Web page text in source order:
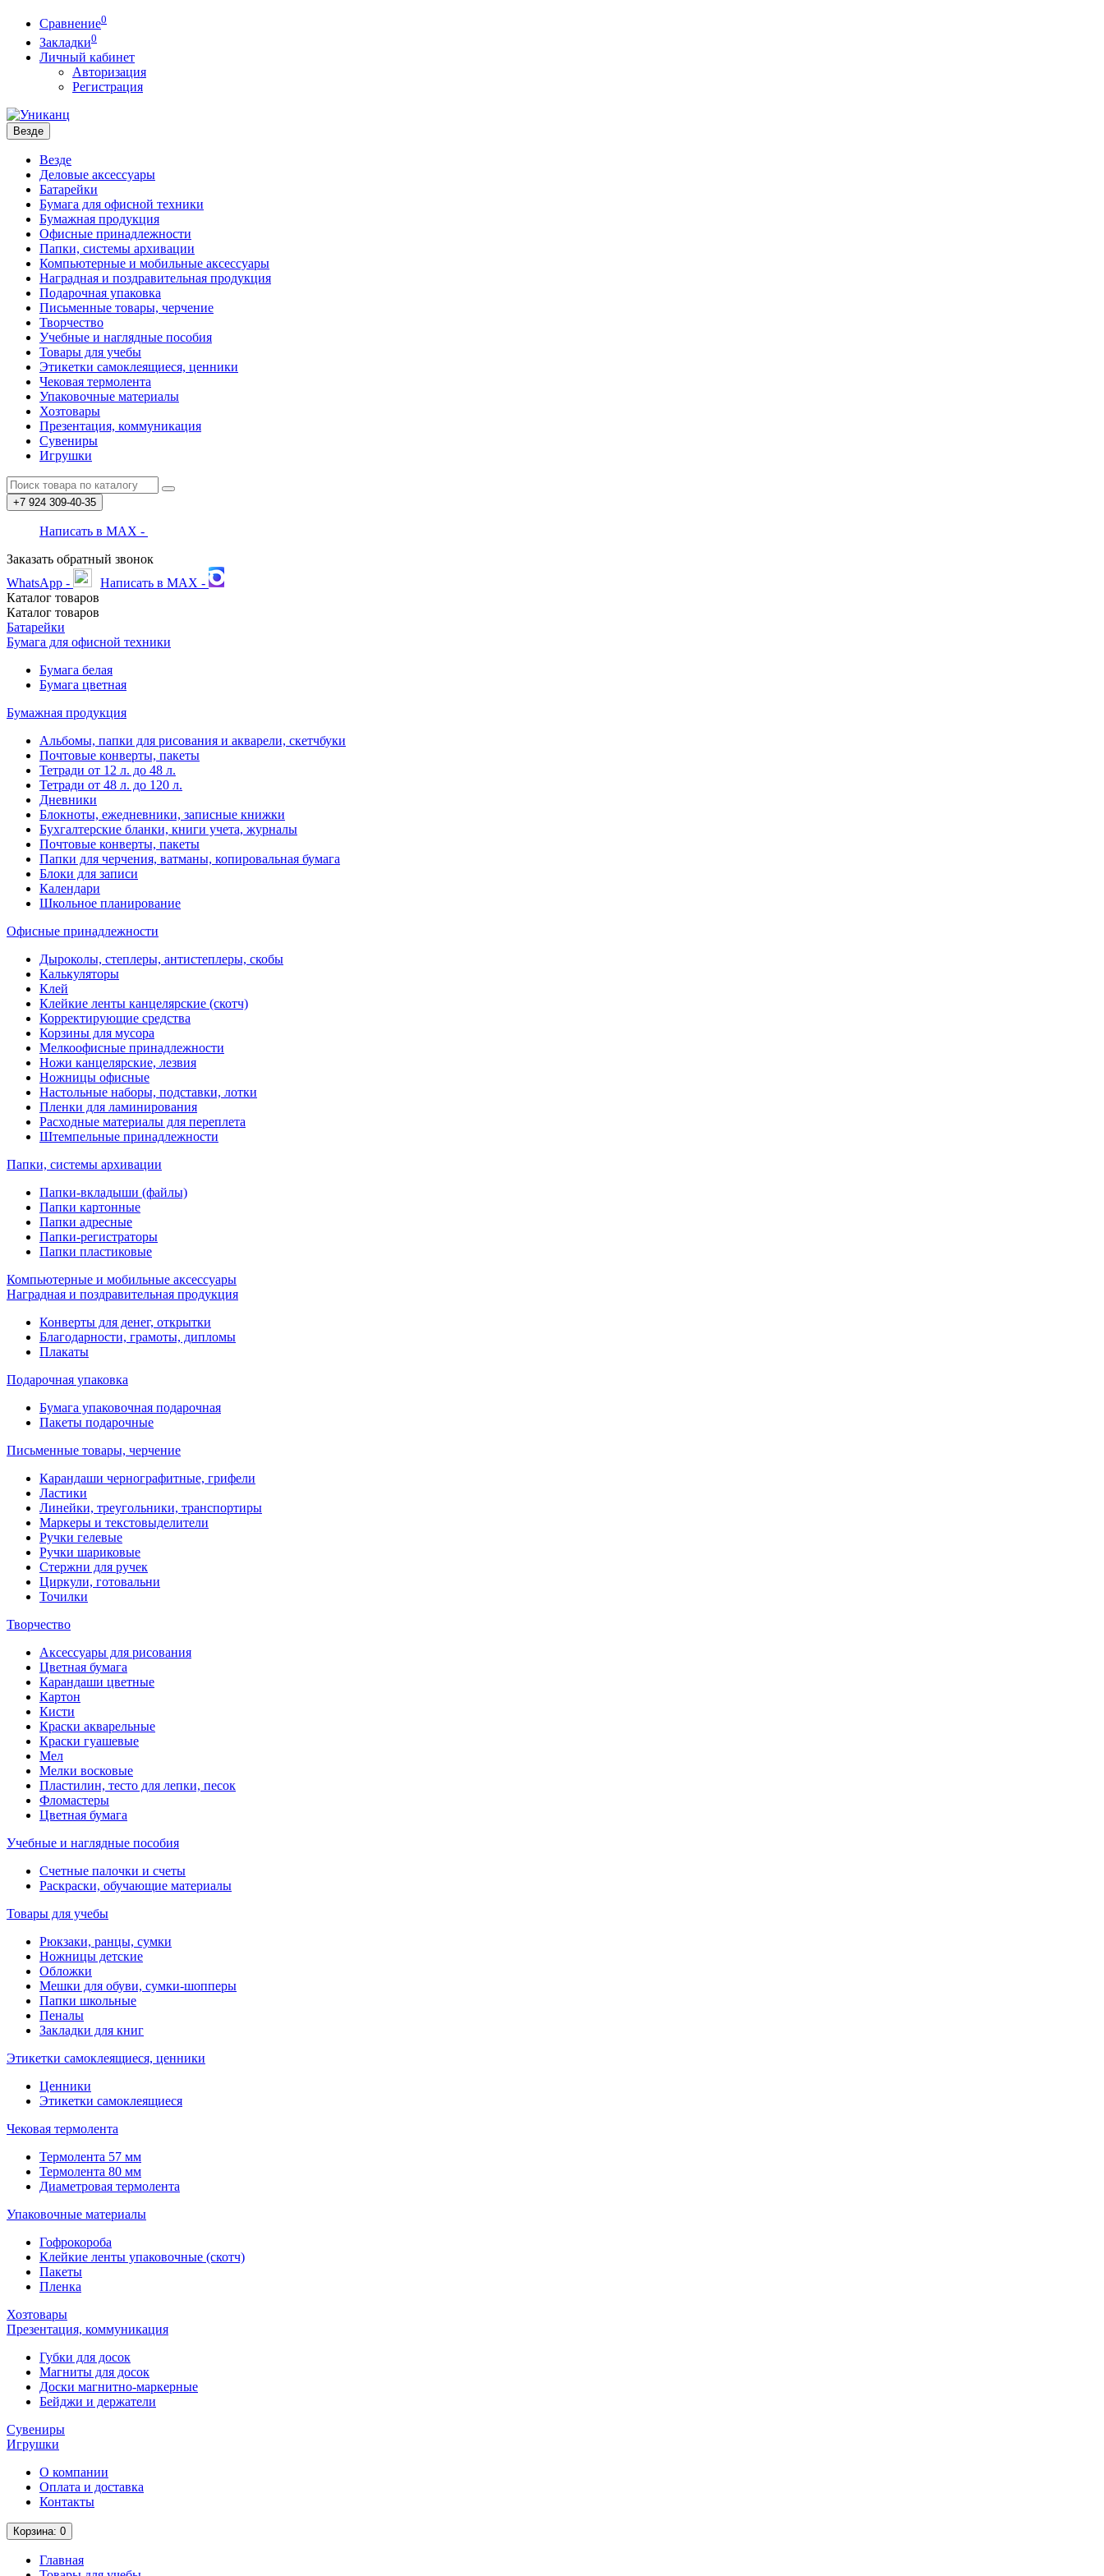
Сравнение0
Закладки0
Личный кабинет
Авторизация
Регистрация
Везде
Везде
Деловые аксессуары
Батарейки
Бумага для офисной техники
Бумажная продукция
Офисные принадлежности
Папки, системы архивации
Компьютерные и мобильные аксессуары
Наградная и поздравительная продукция
Подарочная упаковка
Письменные товары, черчение
Творчество
Учебные и наглядные пособия
Товары для учебы
Этикетки самоклеящиеся, ценники
Чековая термолента
Упаковочные материалы
Хозтовары
Презентация, коммуникация
Сувениры
Игрушки
+7 924 309-40-35
Написать в MAX -
Заказать обратный звонок
WhatsApp -
Написать в MAX -
Каталог товаров
Каталог товаров
Батарейки
Бумага для офисной техники
Бумага белая
Бумага цветная
Бумажная продукция
Альбомы, папки для рисования и акварели, скетчбуки
Почтовые конверты, пакеты
Тетради от 12 л. до 48 л.
Тетради от 48 л. до 120 л.
Дневники
Блокноты, ежедневники, записные книжки
Бухгалтерские бланки, книги учета, журналы
Почтовые конверты, пакеты
Папки для черчения, ватманы, копировальная бумага
Блоки для записи
Календари
Школьное планирование
Офисные принадлежности
Дыроколы, степлеры, антистеплеры, скобы
Калькуляторы
Клей
Клейкие ленты канцелярские (скотч)
Корректирующие средства
Корзины для мусора
Мелкоофисные принадлежности
Ножи канцелярские, лезвия
Ножницы офисные
Настольные наборы, подставки, лотки
Пленки для ламинирования
Расходные материалы для переплета
Штемпельные принадлежности
Папки, системы архивации
Папки-вкладыши (файлы)
Папки картонные
Папки адресные
Папки-регистраторы
Папки пластиковые
Компьютерные и мобильные аксессуары
Наградная и поздравительная продукция
Конверты для денег, открытки
Благодарности, грамоты, дипломы
Плакаты
Подарочная упаковка
Бумага упаковочная подарочная
Пакеты подарочные
Письменные товары, черчение
Карандаши чернографитные, грифели
Ластики
Линейки, треугольники, транспортиры
Маркеры и текстовыделители
Ручки гелевые
Ручки шариковые
Стержни для ручек
Циркули, готовальни
Точилки
Творчество
Аксессуары для рисования
Цветная бумага
Карандаши цветные
Картон
Кисти
Краски акварельные
Краски гуашевые
Мел
Мелки восковые
Пластилин, тесто для лепки, песок
Фломастеры
Цветная бумага
Учебные и наглядные пособия
Счетные палочки и счеты
Раскраски, обучающие материалы
Товары для учебы
Рюкзаки, ранцы, сумки
Ножницы детские
Обложки
Мешки для обуви, сумки-шопперы
Папки школьные
Пеналы
Закладки для книг
Этикетки самоклеящиеся, ценники
Ценники
Этикетки самоклеящиеся
Чековая термолента
Термолента 57 мм
Термолента 80 мм
Диаметровая термолента
Упаковочные материалы
Гофрокороба
Клейкие ленты упаковочные (скотч)
Пакеты
Пленка
Хозтовары
Презентация, коммуникация
Губки для досок
Магниты для досок
Доски магнитно-маркерные
Бейджи и держатели
Сувениры
Игрушки
О компании
Оплата и доставка
Контакты
Корзина: 0
Главная